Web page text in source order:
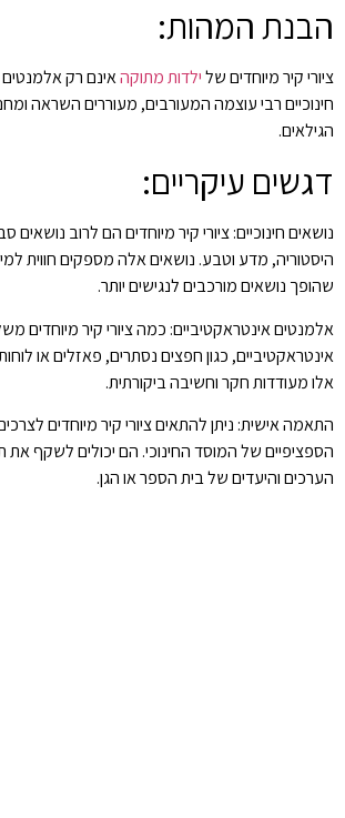
הבנת המהות:
ציורי קיר מיוחדים שלילדות מתוקהאינם רק אלמנטים
חינוכיים רבי עוצמה המעורבים, מעוררים השראה
הגילאים.
דגשים עיקריים:
נושאים חינוכיים: ציורי קיר מיוחדים הם לרוב נושאים
היסטוריה, מדע וטבע. נושאים אלה מספקים חווית
שהופך נושאים מורכבים לנגישים יותר.
אלמנטים אינטראקטיביים: כמה ציורי קיר מיוחדים
אינטראקטיביים, כגון חפצים נסתרים, פאזלים או
אלו מעודדות חקר וחשיבה ביקורתית.
התאמה אישית: ניתן להתאים ציורי קיר מיוחדים
הספציפיים של המוסד החינוכי. הם יכולים לשקף את
הערכים והיעדים של בית הספר או הגן.